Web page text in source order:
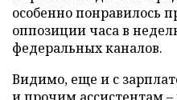
особенно понравилось
оппозиции часа в
федеральных каналов.
Видимо, еще и с